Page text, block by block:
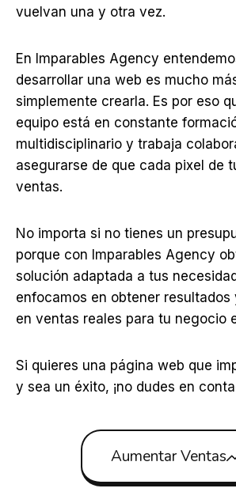
vuelvan una y otra vez.
En Imparables Agency
desarrollar una web es mucho
simplemente crearla. Es por eso
equipo está en constante
multidisciplinario y trabaja
asegurarse de que cada pixel de
ventas.
No importa si no tienes un
porque con Imparables Agency
solución adaptada a tus
enfocamos en obtener
en ventas reales para tu negocio
Si quieres una página web que
y sea un éxito, ¡no dudes en
Aumentar Ventas